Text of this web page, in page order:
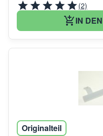
(2)
IN
Originalteil